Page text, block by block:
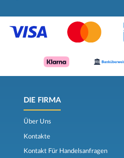
DIE FIRMA
Über Uns
Kontakte
Kontakt Für Handelsanfragen